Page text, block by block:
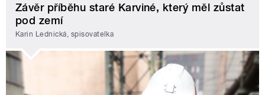
Závěr příběhu staré Karviné, který měl zůstat
pod zemí
Karin Lednická, spisovatelka